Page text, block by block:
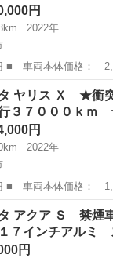
円
2022年
： カローラクロ
Ｂｌｕｅｔｏｏｔｈ
ヨタ
タ ヤリス Ｘ ★衝
３７０００ｋ
円
2022年
名： ヤリス ■ グ
行３７０００ｋ
タ
タ アクア Ｓ 禁
７インチアルミ
円